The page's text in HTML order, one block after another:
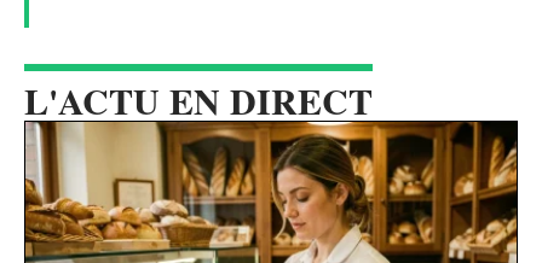
L'ACTU EN DIRECT